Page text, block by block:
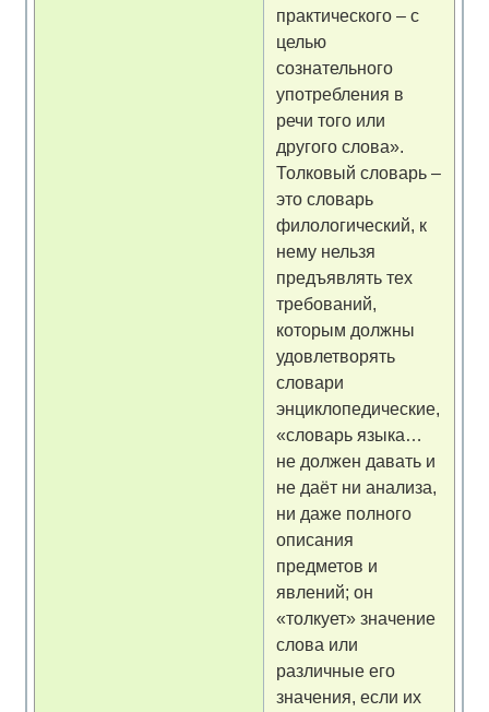
практического – с
целью
сознательного
употребления в
речи того или
другого слова».
Толковый словарь –
это словарь
филологический, к
нему нельзя
предъявлять тех
требований,
которым должны
удовлетворять
словари
энциклопедические,
«словарь языка…
не должен давать и
не даёт ни анализа,
ни даже полного
описания
предметов и
явлений; он
«толкует» значение
слова или
различные его
значения, если их